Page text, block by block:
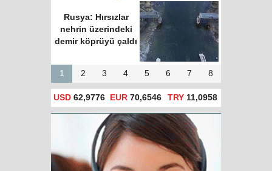
Rusya: Hırsızlar
nehrin üzerindeki
demir köprüyü çaldı
1 2 3 4 5 6 7 8
USD 62,9776 EUR 70,6546 TRY 11,0958